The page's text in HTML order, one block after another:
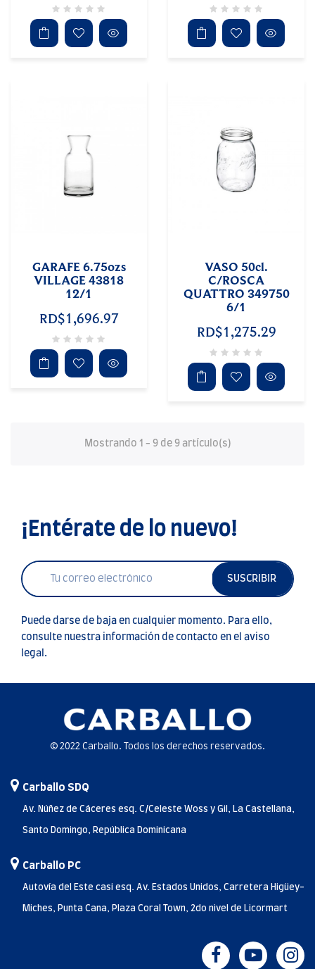
GARAFE 6.75ozs
VILLAGE 43818
12/1
RD$1,696.97
VASO 50cl.
C/ROSCA
QUATTRO 349750
6/1
RD$1,275.29
Mostrando 1 - 9 de 9 artículo(s)
¡Entérate de lo nuevo!
SUSCRIBIR
Puede darse de baja en cualquier momento. Para ello,
consulte nuestra información de contacto en el aviso
legal.
© 2022 Carballo. Todos los derechos reservados.
Carballo SDQ
Av. Núñez de Cáceres esq. C/Celeste Woss y Gil, La Castellana,
Santo Domingo, República Dominicana
Carballo PC
Autovía del Este casi esq. Av. Estados Unidos, Carretera Higüey-
Miches, Punta Cana, Plaza Coral Town, 2do nivel de Licormart